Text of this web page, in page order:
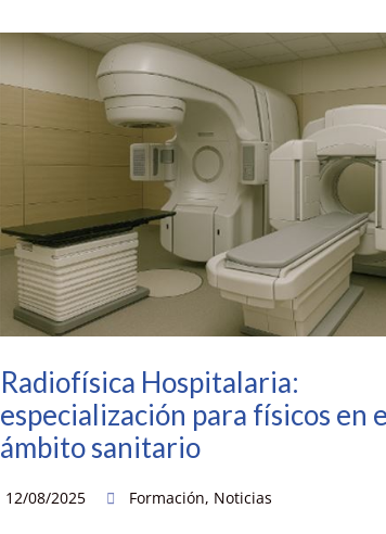
Radiofísica Hospitalaria:
especialización para físicos en
ámbito sanitario
12/08/2025 Formación, Noticias